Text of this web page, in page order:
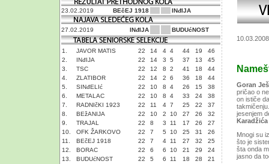
23.02.2019 BEčEJ 1918 INđIJA
27.02.2019 INđIJA BUDUćNOST
1. JAVOR MATIS 22 14 4 4 44 19
46
2.
INđIJA 22 14 3 5 37 13
45
3.
TSC 22 12 8 2 41 18
44
4.
ZLATIBOR 22 14 2 6 36 18
44
5.
SINđELIć 22 10 8 4 26 15
38
6.
METALAC 22 10 8 4 33 24
38
7.
RADNIčKI 1923 22 11 4 7 25 22
37
8.
BEžANIJA 22 10 2 10 27 26
32
9.
TRAJAL 22 8 3 11 17 26
27
10.
OFK ŽARKOVO 22 7 5 10 25 31
26
11.
BEčEJ 1918 22 7 4 11 27 32
25
12.
BORAC 22 6 6 10 21 29
24
13.
BUDUćNOST 22 5 6 11 18 28
21
10.03.2008
Goran
pričao o
on ističe
jesenjem
Karadžića
Mnogi su
što je
šta onda
jasno da